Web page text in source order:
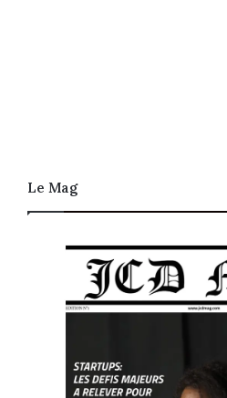
Le Mag